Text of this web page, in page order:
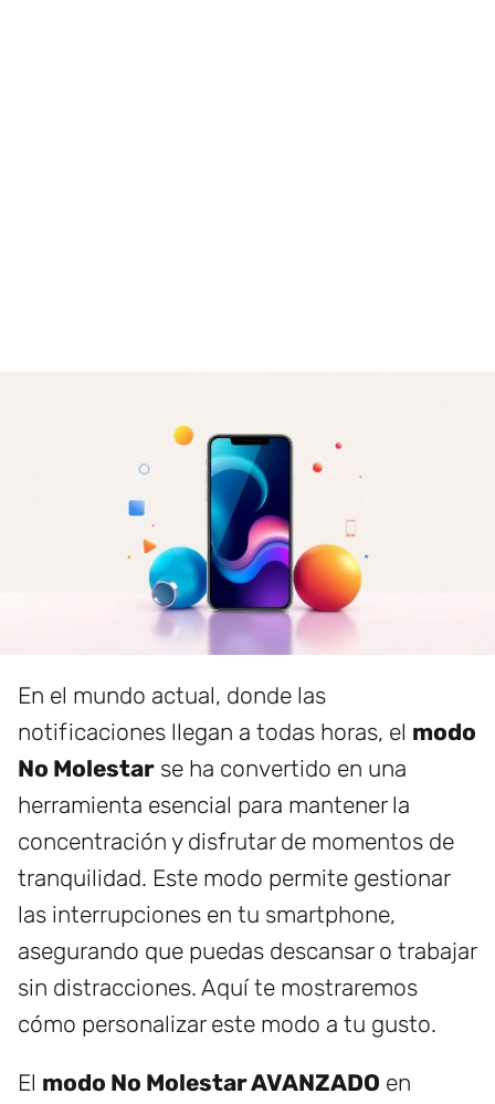
En el mundo actual, donde las
notificaciones llegan a todas horas, el modo
No Molestar se ha convertido en una
herramienta esencial para mantener la
concentración y disfrutar de momentos de
tranquilidad. Este modo permite gestionar
las interrupciones en tu smartphone,
asegurando que puedas descansar o trabajar
sin distracciones. Aquí te mostraremos
cómo personalizar este modo a tu gusto.
El modo No Molestar AVANZADO en